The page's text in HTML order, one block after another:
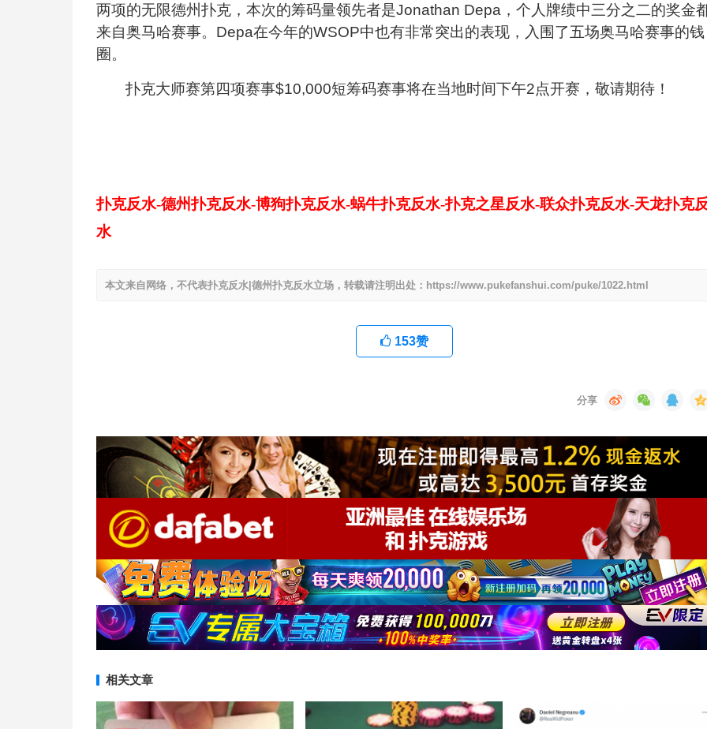
两项的无限德州扑克，本次的筹码量领先者是Jonathan Depa，个人牌绩中三分之二的奖金
来自奥马哈赛事。Depa在今年的WSOP中也有非常突出的表现，入围了五场奥马哈赛事的钱
圈。
扑克大师赛第四项赛事$10,000短筹码赛事将在当地时间下午2点开赛，敬请期待！
扑克反水-德州扑克反水-博狗扑克反水-蜗牛扑克反水-扑克之星反水-联众扑克反水-天龙扑克
水
本文来自网络，不代表扑克反水|德州扑克反水立场，转载请注明出处：https://www.pukefanshui.com/puke/1022.html
153赞
相关文章